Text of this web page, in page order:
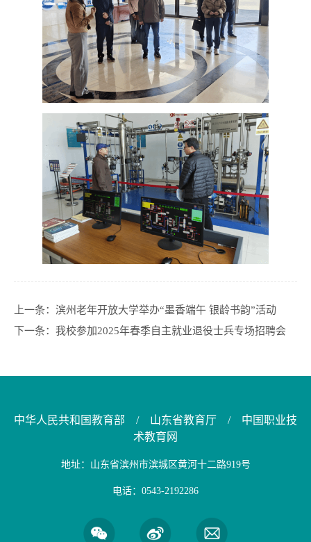
上一条： 滨州老年开放大学举办“墨香端午 银龄书韵”活动
下一条： 我校参加2025年春季自主就业退役士兵专场招聘会
中华人民共和国教育部 / 山东省教育厅 /
中国职业技
术教育网
地址：山东省滨州市滨城区黄河十二路919号
电话：0543-2192286